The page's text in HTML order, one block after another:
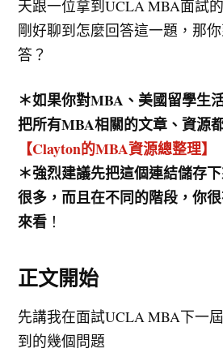
天跟一位拿到UCLA MBA面試的
剛好聊到怎麼回答這一題，那
答？
＊如果你對MBA、美國留學生
把所有MBA相關的文章、資源
【Clayton的MBA資源總整理】
＊強烈建議先把這個連結儲存
很多，而且在不同的階段，你
來看 ！
正文開始
先講我在面試UCLA MBA下一
到的幾個問題